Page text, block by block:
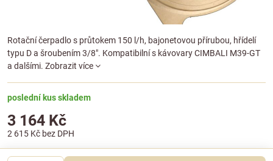
Rotační čerpadlo s průtokem 150 l/h, bajonetovou přírubou, hřídelí
typu D a šroubením 3/8". Kompatibilní s kávovary CIMBALI M39-GT
a dalšími. Zobrazit více
poslední kus skladem
3 164 Kč
2 615 Kč bez DPH